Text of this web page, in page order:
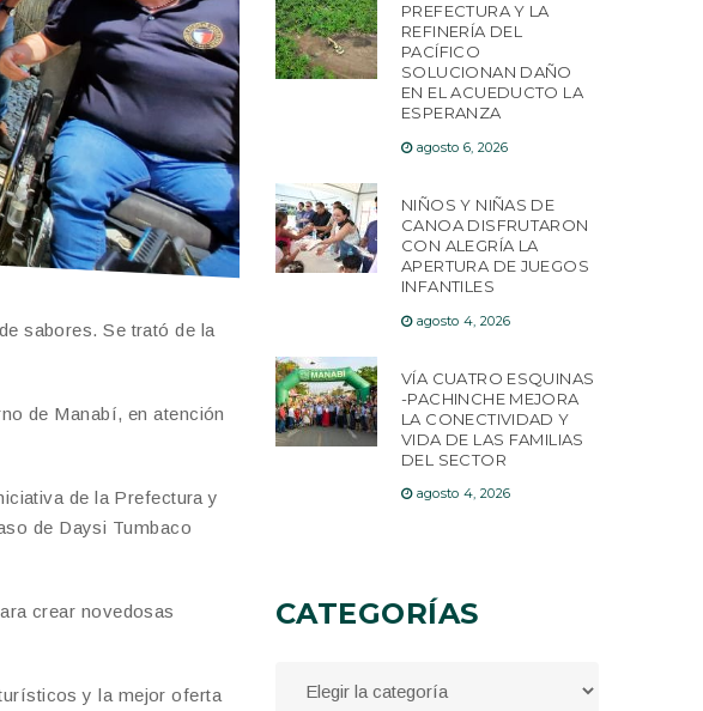
sabores. Se trató de la
de Manabí, en atención
de la Prefectura y
de Daysi Tumbaco
crear novedosas
y la mejor oferta
PREFECTURA Y LA
REFINERÍA DEL
PACÍFICO
SOLUCIONAN DAÑO
EN EL ACUEDUCTO LA
ESPERANZA
agosto 6, 2026
NIÑOS Y NIÑAS DE
CANOA DISFRUTARON
CON ALEGRÍA LA
APERTURA DE JUEGOS
INFANTILES
agosto 4, 2026
VÍA CUATRO ESQUINAS
-PACHINCHE MEJORA
LA CONECTIVIDAD Y
VIDA DE LAS FAMILIAS
DEL SECTOR
agosto 4, 2026
CATEGORÍAS